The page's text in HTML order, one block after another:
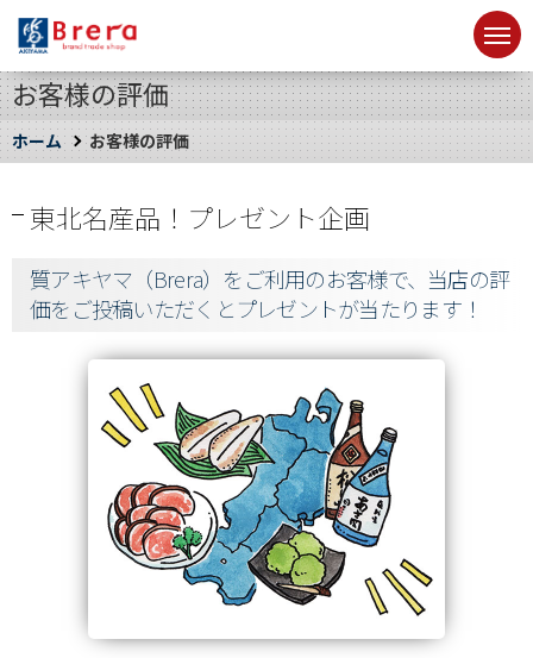
お客様の評価
ホーム お客様の評価
東北名産品！プレゼント企画
質アキヤマ（Brera）をご利用のお客様で、当店の評
価をご投稿いただくとプレゼントが当たります！